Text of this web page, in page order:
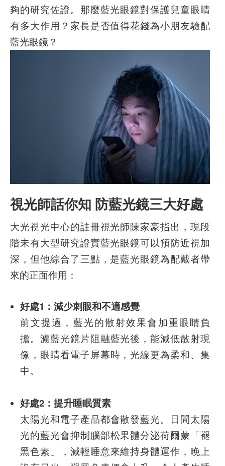
夠的研究佐證。那麼藍光眼鏡對保護兒童眼睛
有多大作用？家長是否值得花錢為小朋友驗配
藍光眼鏡？
視光師話你知 防藍光鏡三大好處
大光視光中心的註冊視光師陳家豪指出，現段
階未有大型研究證實藍光眼鏡可以預防近視加
深，但他綜合了三點，是藍光眼鏡為配戴者帶
來的正面作用：
好處1：減少刺眼和不適感覺
前文提過，藍光的散射效果會加重眼睛負
擔。濾藍光鏡片阻融藍光後，能減低散射現
像，眼睛看電子屏幕時，光線更為柔和、集
中。
好處2：提升睡眠質素
太陽光和電子產品都會散發藍光。日間太陽
光的藍光會抑制腦部松果體分泌荷爾蒙「褪
黑色素」，減輕睡意來維持身體運作，晚上